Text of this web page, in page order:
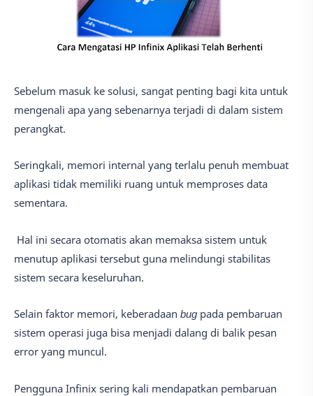
Sebelum masuk ke solusi, sangat penting bagi kita untuk
mengenali apa yang sebenarnya terjadi di dalam sistem
perangkat.
Seringkali, memori internal yang terlalu penuh membuat
aplikasi tidak memiliki ruang untuk memproses data
sementara.
Hal ini secara otomatis akan memaksa sistem untuk
menutup aplikasi tersebut guna melindungi stabilitas
sistem secara keseluruhan.
Selain faktor memori, keberadaan bug pada pembaruan
sistem operasi juga bisa menjadi dalang di balik pesan
error yang muncul.
Pengguna Infinix sering kali mendapatkan pembaruan